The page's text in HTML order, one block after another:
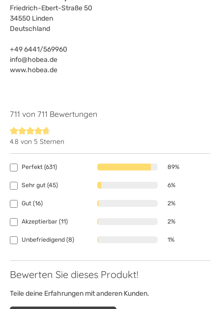
Friedrich-Ebert-Straße 50
34550 Linden
Deutschland
+49 6441/569960
info@hobea.de
www.hobea.de
711 von 711 Bewertungen
Durchschnittliche Bewertung von 4.8 von 5 Sternen
4.8 von 5 Sternen
Perfekt (631) 89%
Sehr gut (45) 6%
Gut (16) 2%
Akzeptierbar (11) 2%
Unbefriedigend (8) 1%
Bewerten Sie dieses Produkt!
Teile deine Erfahrungen mit anderen Kunden.